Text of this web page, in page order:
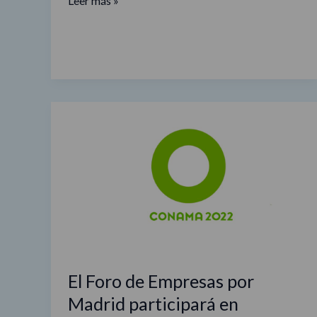
El Foro de Empresas por
Madrid participará en
2022